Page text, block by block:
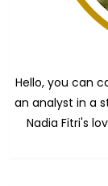
Hello, you can
an analyst in a
Nadia Fitri's